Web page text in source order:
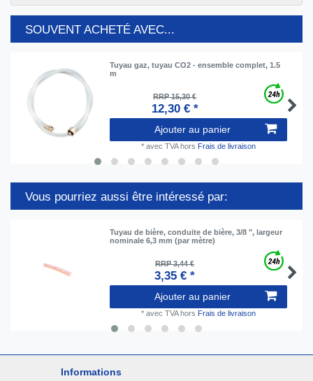
SOUVENT ACHETÉ AVEC...
Tuyau gaz, tuyau CO2 - ensemble complet, 1.5
m
RRP 15,30 €
12,30 € *
Ajouter au panier
* avec TVAhors Frais de livraison
Vous pourriez aussi être intéressé par:
Tuyau de bière, conduite de bière, 3/8 ", largeur
nominale 6,3 mm (par mètre)
RRP 3,44 €
3,35 € *
Ajouter au panier
* avec TVAhors Frais de livraison
Informations